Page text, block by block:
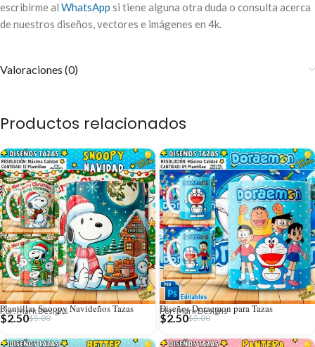
escribirme al WhatsApp si tiene alguna otra duda o consulta acerca
de nuestros diseños, vectores e imágenes en 4k.
Valoraciones (0)
Productos relacionados
Plantillas Snoopy Navideños Tazas
Por: Mark Designs
$5.00
$2.50
Diseños Doraemon para Tazas
Por: Mark Designs
$5.00
$2.50